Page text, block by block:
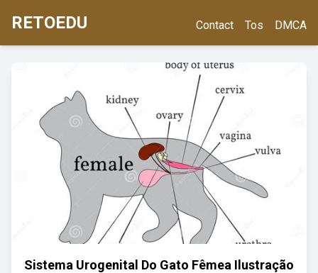
RETOEDU Contact Tos DMCA
Sistema Urogenital Do Gato Fêmea Ilustração